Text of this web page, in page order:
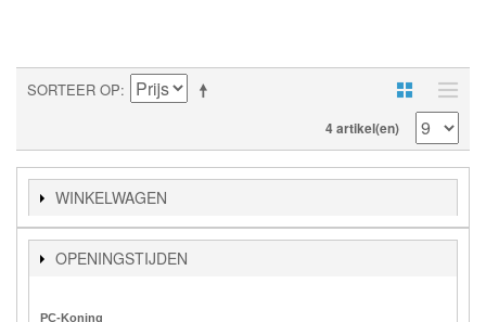
SORTEER OP
4 artikel(en)
WINKELWAGEN
OPENINGSTIJDEN
PC-Koning